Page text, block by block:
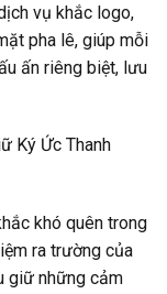
vụ khắc logo,
pha lê, giúp mỗi
ấn riêng biệt, lưu
Ký Ức Thanh
khó quên trong
ra trường của
giữ những cảm